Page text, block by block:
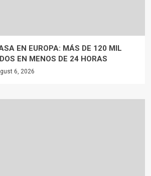
EN EUROPA: MÁS DE 120 MIL
EN MENOS DE 24 HORAS
6, 2026